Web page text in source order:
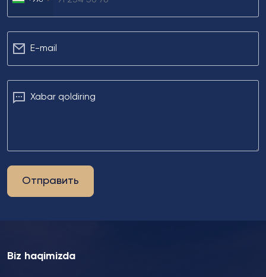
Е-mail
Xabar qoldiring
Отправить
Biz haqimizda